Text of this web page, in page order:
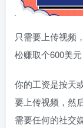
只需要上传视频
松赚取个600美元
你的工资是按天
要上传视频，然
需要任何的社交